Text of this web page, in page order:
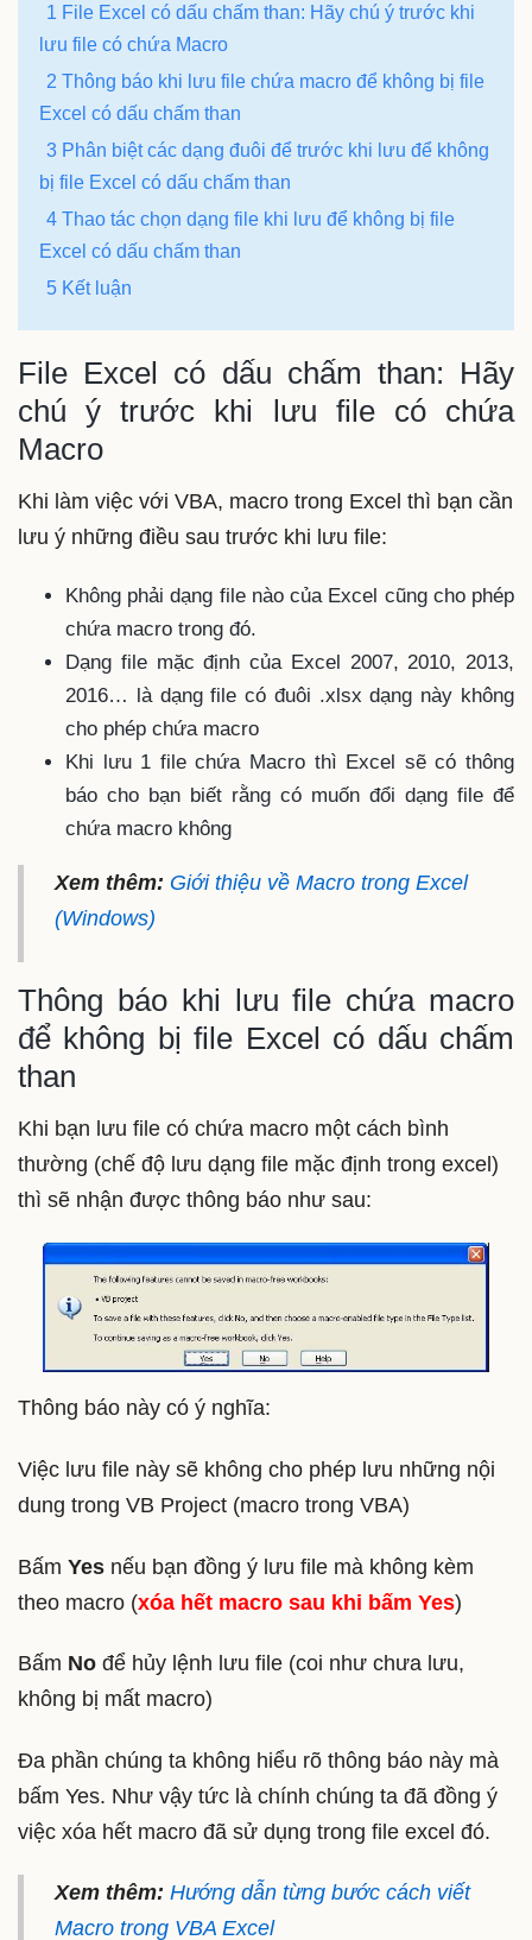
1 File Excel có dấu chấm than: Hãy chú ý trước khi
lưu file có chứa Macro
2 Thông báo khi lưu file chứa macro để không bị file
Excel có dấu chấm than
3 Phân biệt các dạng đuôi để trước khi lưu để không
bị file Excel có dấu chấm than
4 Thao tác chọn dạng file khi lưu để không bị file
Excel có dấu chấm than
5 Kết luận
File Excel có dấu chấm than: Hãy
chú ý trước khi lưu file có chứa
Macro
Khi làm việc với VBA, macro trong Excel thì bạn cần
lưu ý những điều sau trước khi lưu file:
Không phải dạng file nào của Excel cũng cho phép
chứa macro trong đó.
Dạng file mặc định của Excel 2007, 2010, 2013,
2016… là dạng file có đuôi .xlsx dạng này không
cho phép chứa macro
Khi lưu 1 file chứa Macro thì Excel sẽ có thông
báo cho bạn biết rằng có muốn đổi dạng file để
chứa macro không
Xem thêm: Giới thiệu về Macro trong Excel
(Windows)
Thông báo khi lưu file chứa macro
để không bị file Excel có dấu chấm
than
Khi bạn lưu file có chứa macro một cách bình
thường (chế độ lưu dạng file mặc định trong excel)
thì sẽ nhận được thông báo như sau:
Thông báo này có ý nghĩa:
Việc lưu file này sẽ không cho phép lưu những nội
dung trong VB Project (macro trong VBA)
Bấm Yes nếu bạn đồng ý lưu file mà không kèm
theo macro (xóa hết macro sau khi bấm Yes)
Bấm No để hủy lệnh lưu file (coi như chưa lưu,
không bị mất macro)
Đa phần chúng ta không hiểu rõ thông báo này mà
bấm Yes. Như vậy tức là chính chúng ta đã đồng ý
việc xóa hết macro đã sử dụng trong file excel đó.
Xem thêm: Hướng dẫn từng bước cách viết
Macro trong VBA Excel